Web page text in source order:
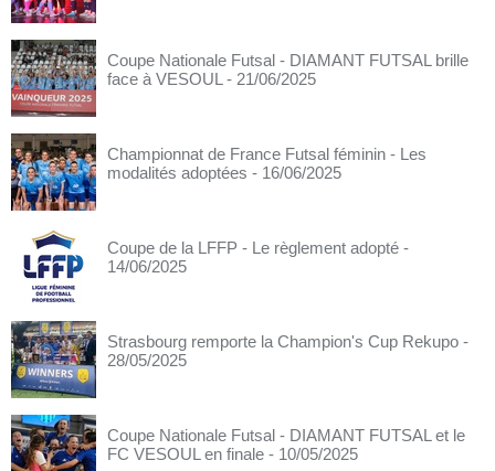
Coupe Nationale Futsal - DIAMANT FUTSAL brille
face à VESOUL - 21/06/2025
Championnat de France Futsal féminin - Les
modalités adoptées - 16/06/2025
Coupe de la LFFP - Le règlement adopté -
14/06/2025
Strasbourg remporte la Champion's Cup Rekupo -
28/05/2025
Coupe Nationale Futsal - DIAMANT FUTSAL et le
FC VESOUL en finale - 10/05/2025